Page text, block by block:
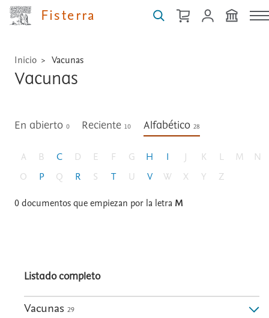
Fisterra
Inicio Vacunas
Vacunas
En abierto 0 Reciente10 Alfabético 28
A B C D E F G H I J K L M
N
O
P Q R S T U V W X Y Z
0documentos que empiezan por la letra M
Listado completo
Vacunas 29